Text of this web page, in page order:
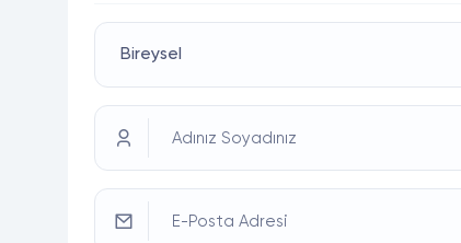
Adınız Soyadınız
E-Posta Adresi